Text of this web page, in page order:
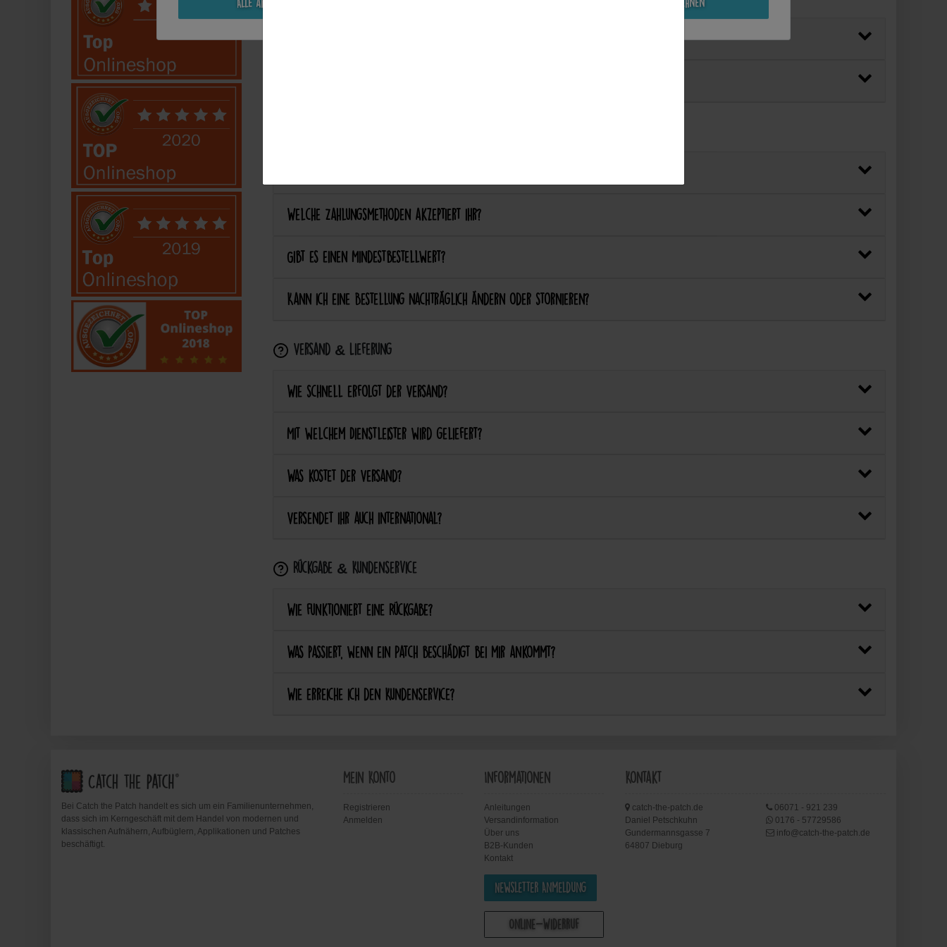
Welche Zahlungsmethoden akzeptiert ihr?
Gibt es einen Mindestbestellwert?
Kann ich eine Bestellung nachträglich ändern oder stornieren?
Versand & Lieferung
Wie schnell erfolgt der Versand?
Mit welchem Dienstleister wird geliefert?
Was kostet der Versand?
Versendet ihr auch international?
Rückgabe & Kundenservice
Wie funktioniert eine Rückgabe?
Was passiert, wenn ein Patch beschädigt bei mir ankommt?
Wie erreiche ich den Kundenservice?
Bei Catch the Patch handelt es sich um ein Familienunternehmen,
dass sich im Kerngeschäft mit dem Handel von modernen und
klassischen Aufnähern, Aufbüglern, Applikationen und Patches
beschäftigt.
Mein Konto
Registrieren
Anmelden
Informationen
Anleitungen
Versandinformation
Über uns
B2B-Kunden
Kontakt
Newsletter Anmeldung
Online-Widerruf
Kontakt
catch-the-patch.de
Daniel Petschkuhn
Gundermannsgasse 7
64807 Dieburg
06071 - 921 239
0176 - 57729586
info@catch-the-patch.de
Alle akzeptieren Alle ablehnen